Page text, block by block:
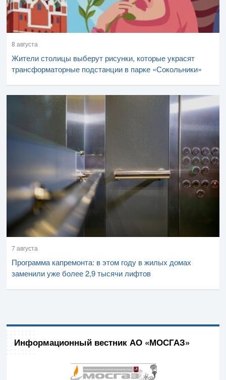
8 августа
Жители столицы выберут рисунки, которые украсят
трансформаторные подстанции в парке «Сокольники»
7 августа
Программа капремонта: в этом году в жилых домах
заменили уже более 2,9 тысячи лифтов
Информационный вестник АО «МОСГАЗ»